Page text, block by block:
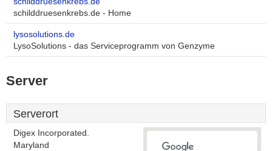
schilddruesenkrebs.de - Home
lysosolutions.de
LysoSolutions - das Serviceprogramm von Genzyme
Server
Serverort
Digex Incorporated.
Maryland